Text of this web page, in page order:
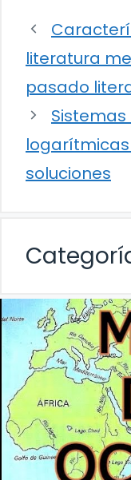
literatura
pasado
soluciones